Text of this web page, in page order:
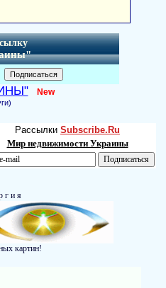
New
Рассылки Subscribe.Ru
Мир недвижимости Украины
г и я
картин!